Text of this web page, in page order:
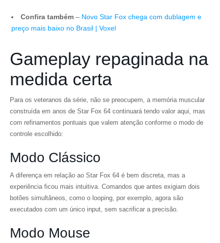
Confira também – Novo Star Fox chega com dublagem e
preço mais baixo no Brasil | Voxel
Gameplay repaginada na
medida certa
Para os veteranos da série, não se preocupem, a memória muscular
construída em anos de Star Fox 64 continuará tendo valor aqui, mas
com refinamentos pontuais que valem atenção conforme o modo de
controle escolhido:
Modo Clássico
A diferença em relação ao Star Fox 64 é bem discreta, mas a
experiência ficou mais intuitiva. Comandos que antes exigiam dois
botões simultâneos, como o looping, por exemplo, agora são
executados com um único input, sem sacrificar a precisão.
Modo Mouse